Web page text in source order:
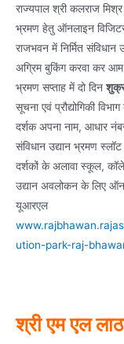
राज्यपाल श्री कलराज
भ्रमण हेतु ऑनलाइन
राजभवन में निर्मित
अग्रिम बुकिंग करवा कर आम
भ्रमण सप्ताह में दो दिन
सूचना एवं प्रौद्योगिकी
दर्शक अपना नाम, आधार
संविधान उद्यान भ्रमण
दर्शकों के अलावा स्कूल,
उद्यान अवलोकन के लिए
यूआरएल
ution-park-raj-
श्री एम एल